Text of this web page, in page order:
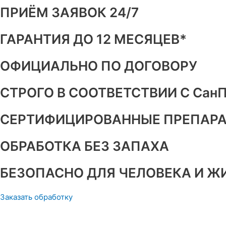
ПРИЁМ ЗАЯВОК 24/7
ГАРАНТИЯ ДО 12 МЕСЯЦЕВ*
ОФИЦИАЛЬНО ПО ДОГОВОРУ
СТРОГО В СООТВЕТСТВИИ С
СЕРТИФИЦИРОВАННЫЕ
ОБРАБОТКА БЕЗ ЗАПАХА
БЕЗОПАСНО ДЛЯ ЧЕЛОВЕКА И
Заказать обработку